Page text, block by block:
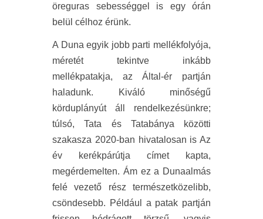
öreguras sebességgel is egy órán
belül célhoz érünk.
A Duna egyik jobb parti mellékfolyója,
méretét tekintve inkább
mellékpatakja, az Által-ér partján
haladunk. Kiváló minőségű
körduplányút áll rendelkezésünkre;
túlsó, Tata és Tatabánya közötti
szakasza 2020-ban hivatalosan is Az
év kerékpárútja címet kapta,
megérdemelten. Ám ez a Dunaalmás
felé vezető rész természetközelibb,
csöndesebb. Például a patak partján